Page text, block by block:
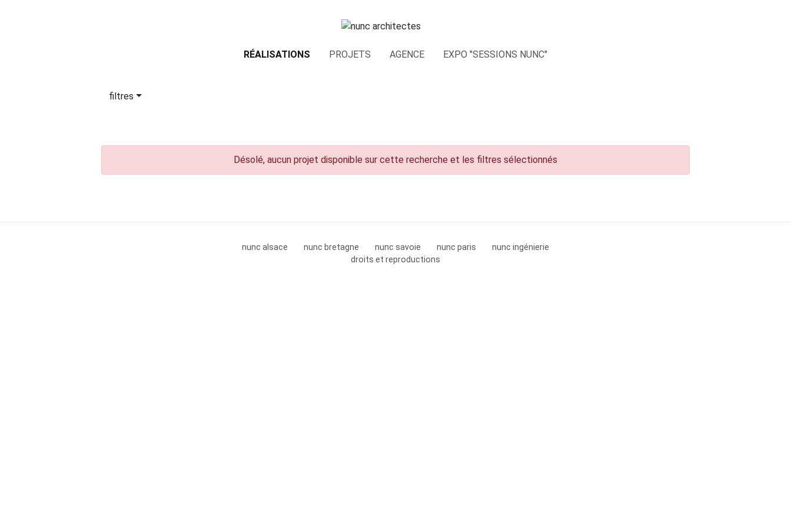
RÉALISATIONS PROJETS AGENCE EXPO "SESSIONS NUNC"
filtres
Désolé, aucun projet disponible sur cette recherche et les filtres sélectionnés
nunc alsace nunc bretagne nunc savoie nunc paris
nunc ingénierie
droits et reproductions